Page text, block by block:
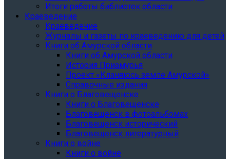
Итоги работы библиотек области
Краеведение
Краеведение
Журналы и газеты по краеведению для детей
Книги об Амурской области
Книги об Амурской области
История Приамурья
Проект «Кланяюсь земле Амурской»
Справочные издания
Книги о Благовещенске
Книги о Благовещенске
Благовещенск в фотоальбомах
Благовещенск исторический
Благовещенск литературный
Книги о войне
Книги о войне